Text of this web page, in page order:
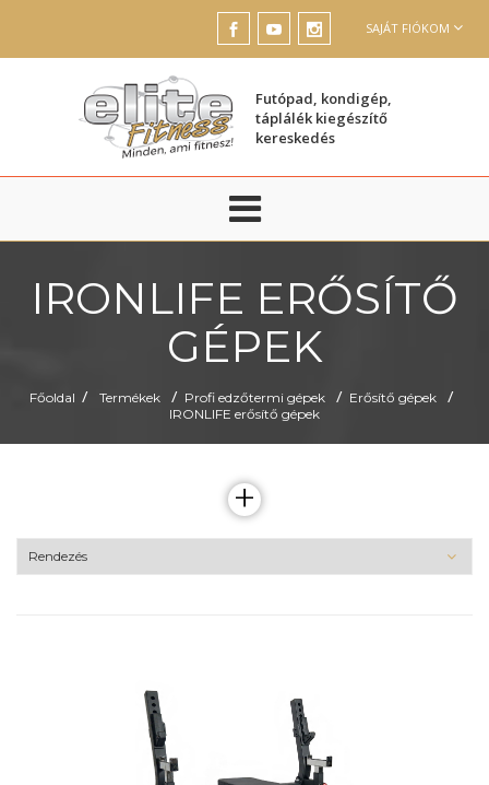
SAJÁT FIÓKOM
Futópad, kondigép,
táplálék kiegészítő
kereskedés
IRONLIFE ERŐSÍTŐ
GÉPEK
Főoldal / Termékek / Profi edzőtermi gépek / Erősítő gépek /
IRONLIFE erősítő gépek
+